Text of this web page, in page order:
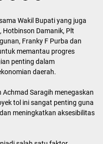
Wakil Bupati yang juga
Hotbinson Damanik, Plt
Franky F Purba dan
memantau progres
penting dalam
daerah.
Saragih menegaskan
tol ini sangat penting guna
meningkatkan aksesibilitas